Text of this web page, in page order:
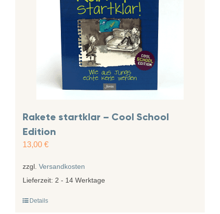
Rakete startklar – Cool School
Edition
13,00 €
zzgl. Versandkosten
Lieferzeit: 2 - 14 Werktage
Details